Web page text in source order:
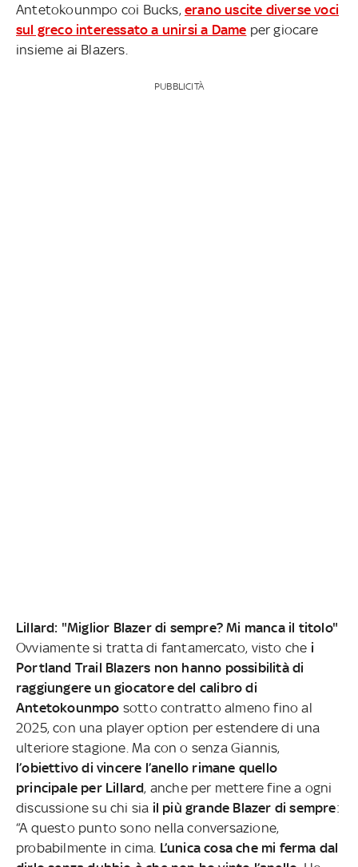
Antetokounmpo coi Bucks, erano uscite diverse voci
sul greco interessato a unirsi a Dame per giocare
insieme ai Blazers.
PUBBLICITÀ
Lillard: "Miglior Blazer di sempre? Mi manca il titolo"
Ovviamente si tratta di fantamercato, visto che i
Portland Trail Blazers non hanno possibilità di
raggiungere un giocatore del calibro di
Antetokounmpo sotto contratto almeno fino al
2025, con una player option per estendere di una
ulteriore stagione. Ma con o senza Giannis,
l’obiettivo di vincere l’anello rimane quello
principale per Lillard, anche per mettere fine a ogni
discussione su chi sia il più grande Blazer di sempre:
“A questo punto sono nella conversazione,
probabilmente in cima. L’unica cosa che mi ferma dal